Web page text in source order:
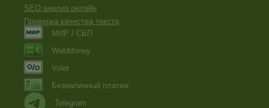
SEO анализ онлайн
Проверка качества текста
МИР / СБП
WebMoney
Volet
Безналичный платеж
Telegram